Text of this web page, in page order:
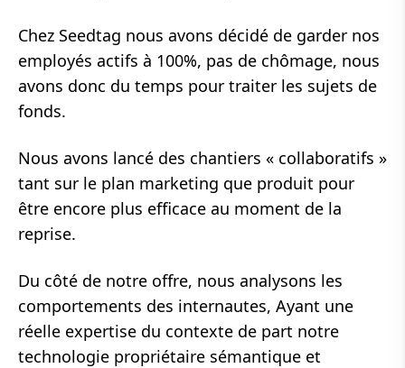
Chez Seedtag nous avons décidé de garder nos
employés actifs à 100%, pas de chômage, nous
avons donc du temps pour traiter les sujets de
fonds.
Nous avons lancé des chantiers « collaboratifs »
tant sur le plan marketing que produit pour
être encore plus efficace au moment de la
reprise.
Du côté de notre offre, nous analysons les
comportements des internautes, Ayant une
réelle expertise du contexte de part notre
technologie propriétaire sémantique et